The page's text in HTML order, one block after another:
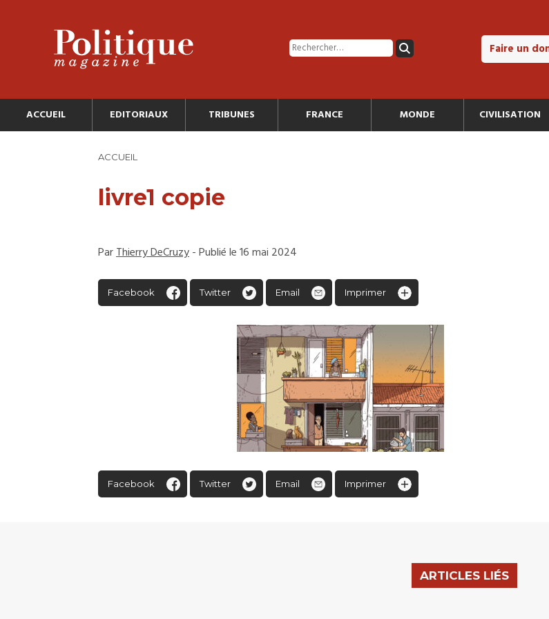
Faire un
ACCUEIL EDITORIAUX TRIBUNES FRANCE MONDE CIVILISATION
ACCUEIL
livre1 copie
ParThierry DeCruzy- Publié le 16 mai 2024
Facebook Twitter Email Imprimer
Facebook Twitter Email Imprimer
ARTICLES LIÉS